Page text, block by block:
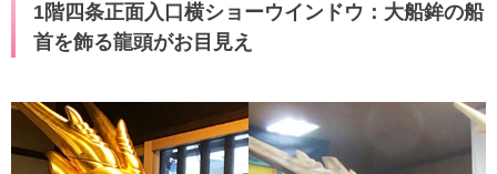
1階四条正面入口横ショーウインドウ：大船鉾の船
首を飾る龍頭がお目見え